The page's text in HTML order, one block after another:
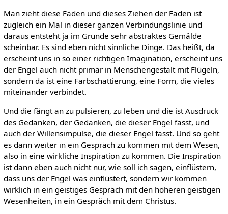
Man zieht diese Fäden und dieses Ziehen der Fäden ist
zugleich ein Mal in dieser ganzen Verbindungslinie und
daraus entsteht ja im Grunde sehr abstraktes Gemälde
scheinbar. Es sind eben nicht sinnliche Dinge. Das heißt, da
erscheint uns in so einer richtigen Imagination, erscheint uns
der Engel auch nicht primär in Menschengestalt mit Flügeln,
sondern da ist eine Farbschattierung, eine Form, die vieles
miteinander verbindet.
Und die fängt an zu pulsieren, zu leben und die ist Ausdruck
des Gedanken, der Gedanken, die dieser Engel fasst, und
auch der Willensimpulse, die dieser Engel fasst. Und so geht
es dann weiter in ein Gespräch zu kommen mit dem Wesen,
also in eine wirkliche Inspiration zu kommen. Die Inspiration
ist dann eben auch nicht nur, wie soll ich sagen, einflüstern,
dass uns der Engel was einflüstert, sondern wir kommen
wirklich in ein geistiges Gespräch mit den höheren geistigen
Wesenheiten, in ein Gespräch mit dem Christus.